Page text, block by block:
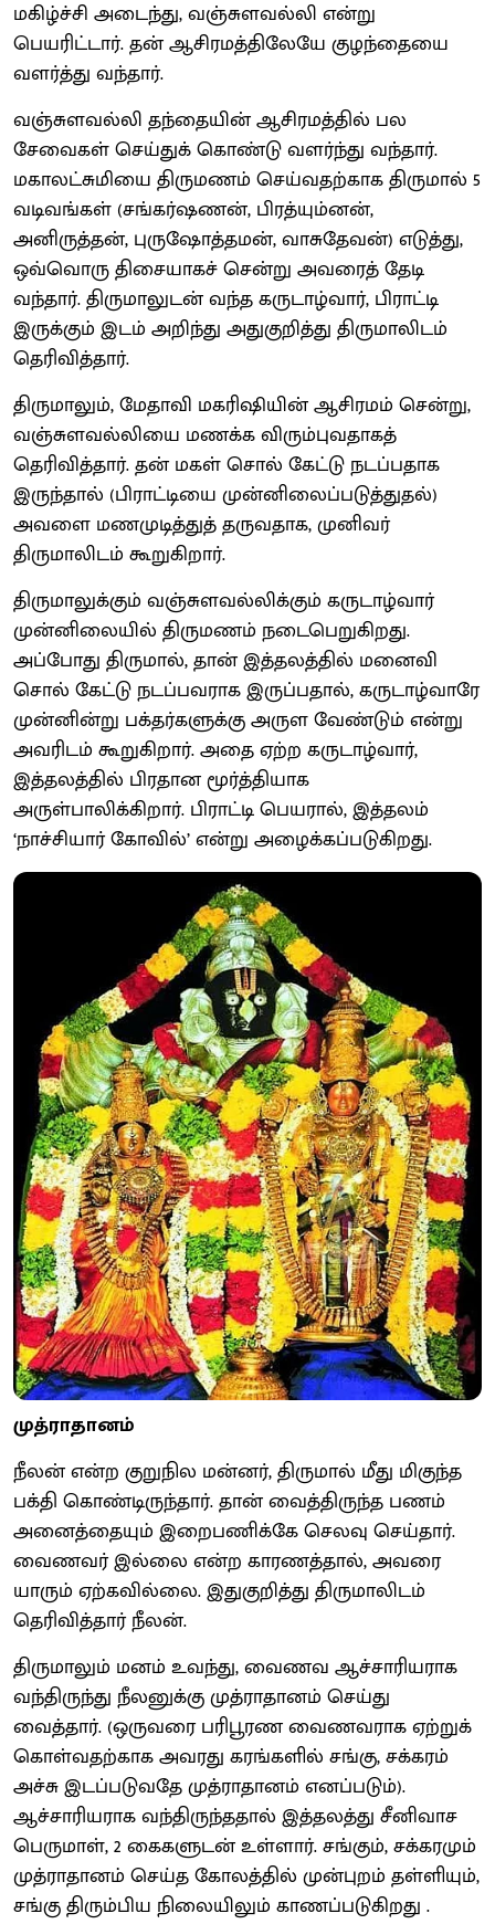
மகிழ்ச்சி அடைந்து, வஞ்சுளவல்லி என்று
பெயரிட்டார். தன் ஆசிரமத்திலேயே குழந்தையை
வளர்த்து வந்தார்.
வஞ்சுளவல்லி தந்தையின் ஆசிரமத்தில் பல
சேவைகள் செய்துக் கொண்டு வளர்ந்து வந்தார்.
மகாலட்சுமியை திருமணம் செய்வதற்காக திருமால் 5
வடிவங்கள் (சங்கர்ஷணன், பிரத்யும்னன்,
அனிருத்தன், புருஷோத்தமன், வாசுதேவன்) எடுத்து,
ஒவ்வொரு திசையாகச் சென்று அவரைத் தேடி
வந்தார். திருமாலுடன் வந்த கருடாழ்வார், பிராட்டி
இருக்கும் இடம் அறிந்து அதுகுறித்து திருமாலிடம்
தெரிவித்தார்.
திருமாலும், மேதாவி மகரிஷியின் ஆசிரமம் சென்று,
வஞ்சுளவல்லியை மணக்க விரும்புவதாகத்
தெரிவித்தார். தன் மகள் சொல் கேட்டு நடப்பதாக
இருந்தால் (பிராட்டியை முன்னிலைப்படுத்துதல்)
அவளை மணமுடித்துத் தருவதாக, முனிவர்
திருமாலிடம் கூறுகிறார்.
திருமாலுக்கும் வஞ்சுளவல்லிக்கும் கருடாழ்வார்
முன்னிலையில் திருமணம் நடைபெறுகிறது.
அப்போது திருமால், தான் இத்தலத்தில் மனைவி
சொல் கேட்டு நடப்பவராக இருப்பதால், கருடாழ்வாரே
முன்னின்று பக்தர்களுக்கு அருள வேண்டும் என்று
அவரிடம் கூறுகிறார். அதை ஏற்ற கருடாழ்வார்,
இத்தலத்தில் பிரதான மூர்த்தியாக
அருள்பாலிக்கிறார். பிராட்டி பெயரால், இத்தலம்
‘நாச்சியார் கோவில்’ என்று அழைக்கப்படுகிறது.
முத்ராதானம்
நீலன் என்ற குறுநில மன்னர், திருமால் மீது மிகுந்த
பக்தி கொண்டிருந்தார். தான் வைத்திருந்த பணம்
அனைத்தையும் இறைபணிக்கே செலவு செய்தார்.
வைணவர் இல்லை என்ற காரணத்தால், அவரை
யாரும் ஏற்கவில்லை. இதுகுறித்து திருமாலிடம்
தெரிவித்தார் நீலன்.
திருமாலும் மனம் உவந்து, வைணவ ஆச்சாரியராக
வந்திருந்து நீலனுக்கு முத்ராதானம் செய்து
வைத்தார். (ஒருவரை பரிபூரண வைணவராக ஏற்றுக்
கொள்வதற்காக அவரது கரங்களில் சங்கு, சக்கரம்
அச்சு இடப்படுவதே முத்ராதானம் எனப்படும்).
ஆச்சாரியராக வந்திருந்ததால் இத்தலத்து சீனிவாச
பெருமாள், 2 கைகளுடன் உள்ளார். சங்கும், சக்கரமும்
முத்ராதானம் செய்த கோலத்தில் முன்புறம் தள்ளியும்,
சங்கு திரும்பிய நிலையிலும் காணப்படுகிறது .